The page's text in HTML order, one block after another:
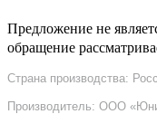
Предложение не
обращение
Страна производства:
Производитель: ООО